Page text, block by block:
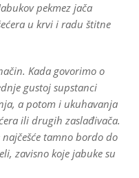
pekmez jača
u krvi i radu štitne
Kada govorimo o
gustoj supstanci
a potom i ukuhavanja
ili drugih zaslađivača.
tamno bordo do
zavisno koje jabuke su